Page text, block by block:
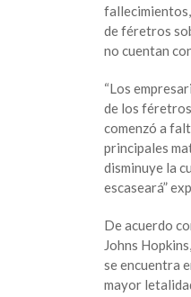
de féretros
no cuentan
“Los
de los
comenzó a
principales
disminuye la
escaseará”
De acuerdo
Johns
se encuentra
mayor